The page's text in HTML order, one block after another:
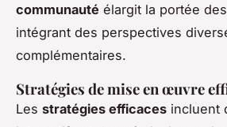
communauté élargit la portée
intégrant des perspectives
complémentaires.
Stratégies de mise en œuvre
Les stratégies efficaces incluent